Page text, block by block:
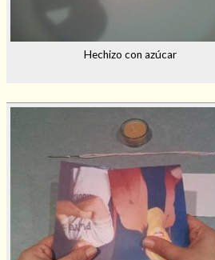
Hechizo con azúcar